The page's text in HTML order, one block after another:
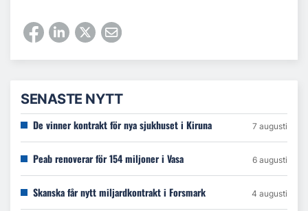
SENASTE NYTT
De vinner kontrakt för nya sjukhuset i Kiruna 7 augusti
Peab renoverar för 154 miljoner i Vasa 6 augusti
Skanska får nytt miljardkontrakt i Forsmark 4 augusti